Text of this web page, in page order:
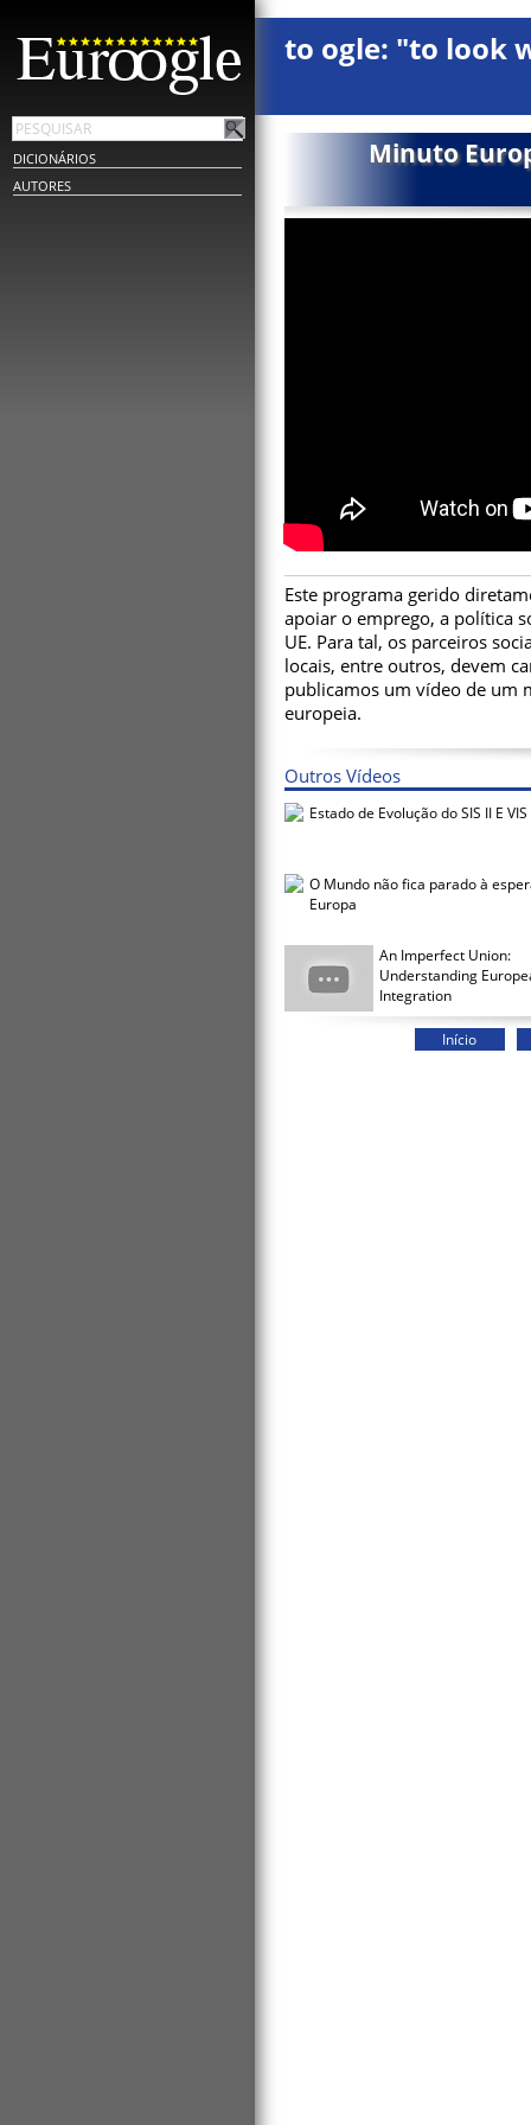
DICIONÁRIOS
AUTORES
to ogle: "to look
Minuto
Este programa gerido
apoiar o emprego, a política
UE. Para tal, os parceiros
locais, entre outros, devem
publicamos um vídeo de um
europeia.
Outros Vídeos
Estado de Evolução do SIS II E VIS
O Mundo não fica parado à
Europa
An Imperfect Union:
Understanding
Integration
Início